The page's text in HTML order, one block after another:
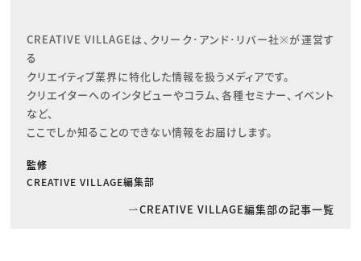
CREATIVE VILLAGEは、クリーク･アンド･リバー社※が運営す
る
クリエイティブ業界に特化した情報を扱うメディアです。
クリエイターへのインタビューやコラム、各種セミナー、イベント
など、
ここでしか知ることのできない情報をお届けします。
監修
CREATIVE VILLAGE編集部
CREATIVE VILLAGE編集部の記事一覧